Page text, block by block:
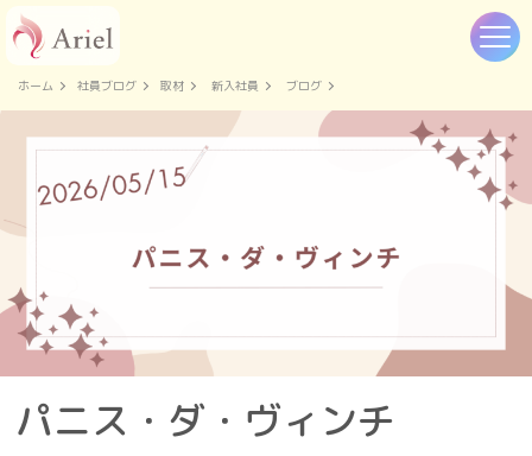
ホーム 社員ブログ 取材 新入社員 ブログ
パニス・ダ・ヴィンチ